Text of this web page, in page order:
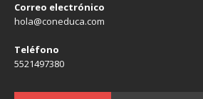
Correo electrónico
hola@coneduca.com
Teléfono
5521497380